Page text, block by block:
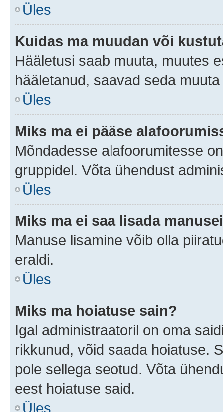
Üles
Kuidas ma muudan või
Hääletusi saab muuta, muutes
hääletanud, saavad seda
Üles
Miks ma ei pääse
Mõndadesse alafoorumitesse
gruppidel. Võta ühendust
Üles
Miks ma ei saa lisada
Manuse lisamine võib olla
eraldi.
Üles
Miks ma hoiatuse sain?
Igal administraatoril on oma
rikkunud, võid saada hoiatuse.
pole sellega seotud. Võta
eest hoiatuse said.
Üles